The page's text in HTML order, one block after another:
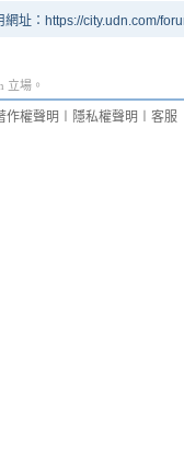
網址：https://city.udn.com/
立場。
作權聲明 隱私權聲明 客服